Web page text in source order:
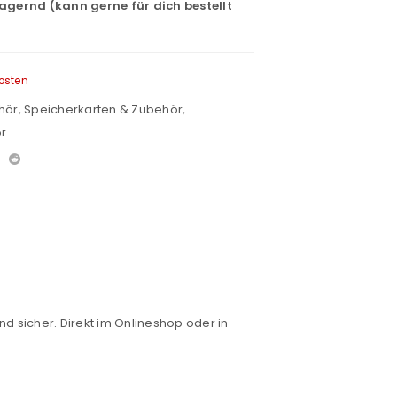
Passworts wird an deine E-
(kann gerne für dich bestellt
, Speicherkarten & Zubehör,
sicher. Direkt im Onlineshop oder in